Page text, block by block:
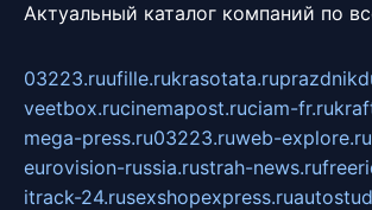
Актуальный каталог компаний по
03223.ruufille.rukrasotata.ru
veetbox.rucinemapost.ruciam-fr.ru
mega-press.ru03223.ruweb-explore.ru
eurovision-russia.rustrah-news.ru
itrack-24.rusexshopexpress.ru